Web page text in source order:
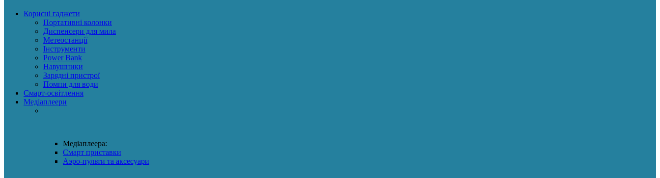
Корисні гаджети
Портативні колонки
Диспенсери для мила
Метеостанції
Інструменти
Power Bank
Навушники
Зарядні пристрої
Помпи для води
Смарт-освітлення
Медіаплеери
Медіаплеера:
Смарт приставки
Аэро-пульти та аксесуари